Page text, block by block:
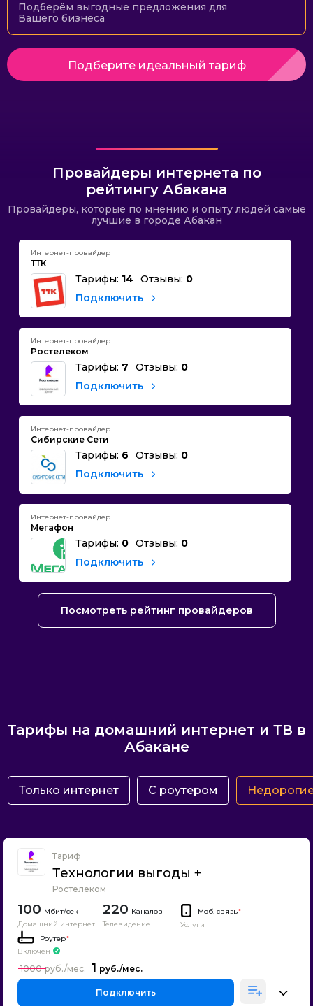
Подберём выгодные предложения для
Вашего бизнеса
Подберите идеальный тариф
Провайдеры интернета по
рейтингу Абакана
Провайдеры, которые по мнению и опыту людей самые
лучшие в городе Абакан
Интернет-провайдер
ТТК
Тарифы: 14 Отзывы: 0
Подключить
Интернет-провайдер
Ростелеком
Тарифы: 7 Отзывы: 0
Подключить
Интернет-провайдер
Сибирские Сети
Тарифы: 6 Отзывы: 0
Подключить
Интернет-провайдер
Мегафон
Тарифы: 0 Отзывы: 0
Подключить
Посмотреть рейтинг провайдеров
Тарифы на домашний интернет и ТВ в
Абакане
Только интернет С роутером
Тариф
Технологии выгоды +
Ростелеком
100
Домашний интернет
220 Каналов
Телевидение
Моб. связь*
Услуги
Роутер*
Включен
1
1000
Подключить